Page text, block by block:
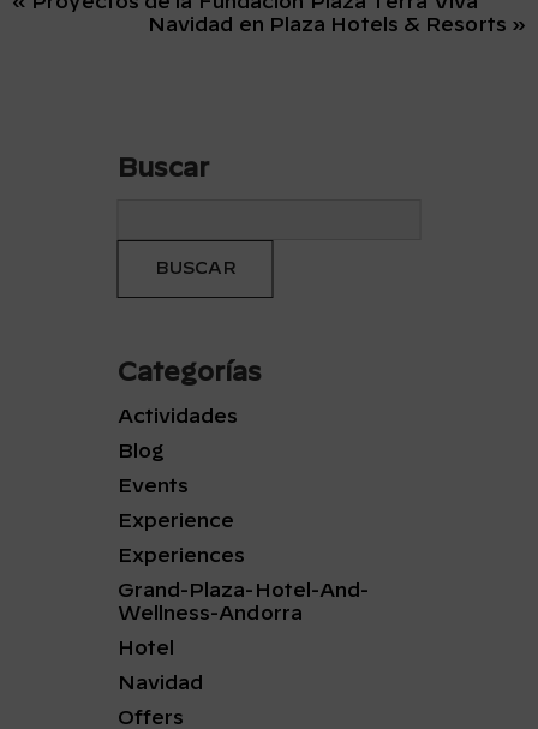
Navidad en Plaza Hotels & Resorts »
Buscar
Categorías
Actividades
Blog
Events
Experience
Experiences
Grand-Plaza-Hotel-And-
Wellness-Andorra
Hotel
Navidad
Offers